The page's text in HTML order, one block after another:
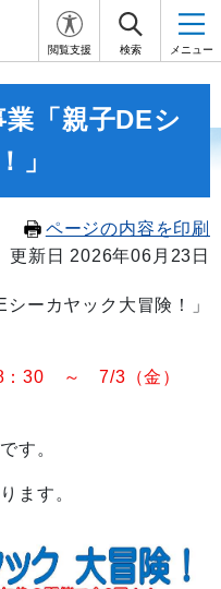
閲覧支援 検索 メニュー
「親子DEシ
」
ページの内容を印刷
更新日 2026年06月23日
ーカヤック大冒険！」
：30 ～ 7/3（金）
す。
ます。